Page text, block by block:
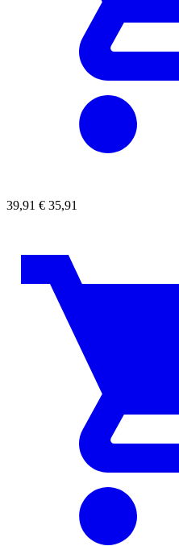
39,91 € 35,91